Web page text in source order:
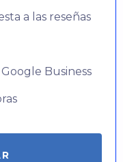
a las reseñas
Business